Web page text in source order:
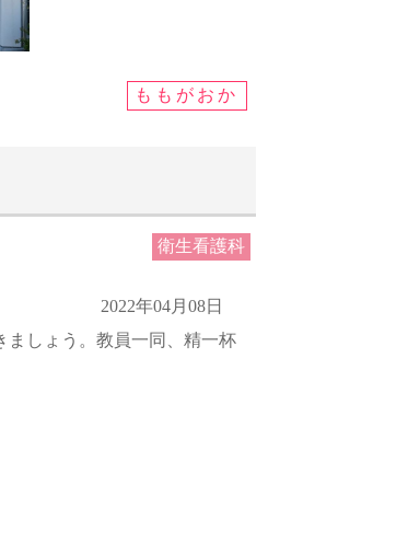
ももがおか
衛生看護科
2022年04月08日
ましょう。教員一同、精一杯